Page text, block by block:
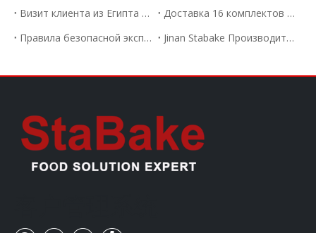
Визит клиента из Египта на машину для изготовления лепешек
Доставка 16 комплектов тестоделителей-округлителей MP45-2 агенту в Малайзию.
Правила безопасной эксплуатации тестораскаточной машины
Jinan Stabake Производитель автоматической машины для изготовления пельменей научит вас навыкам приготовления пельменей, не раскрывая начинку.